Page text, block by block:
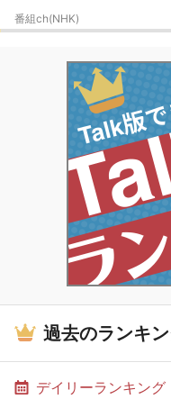
番組ch(NHK)
過去のランキ
デイリーランキング